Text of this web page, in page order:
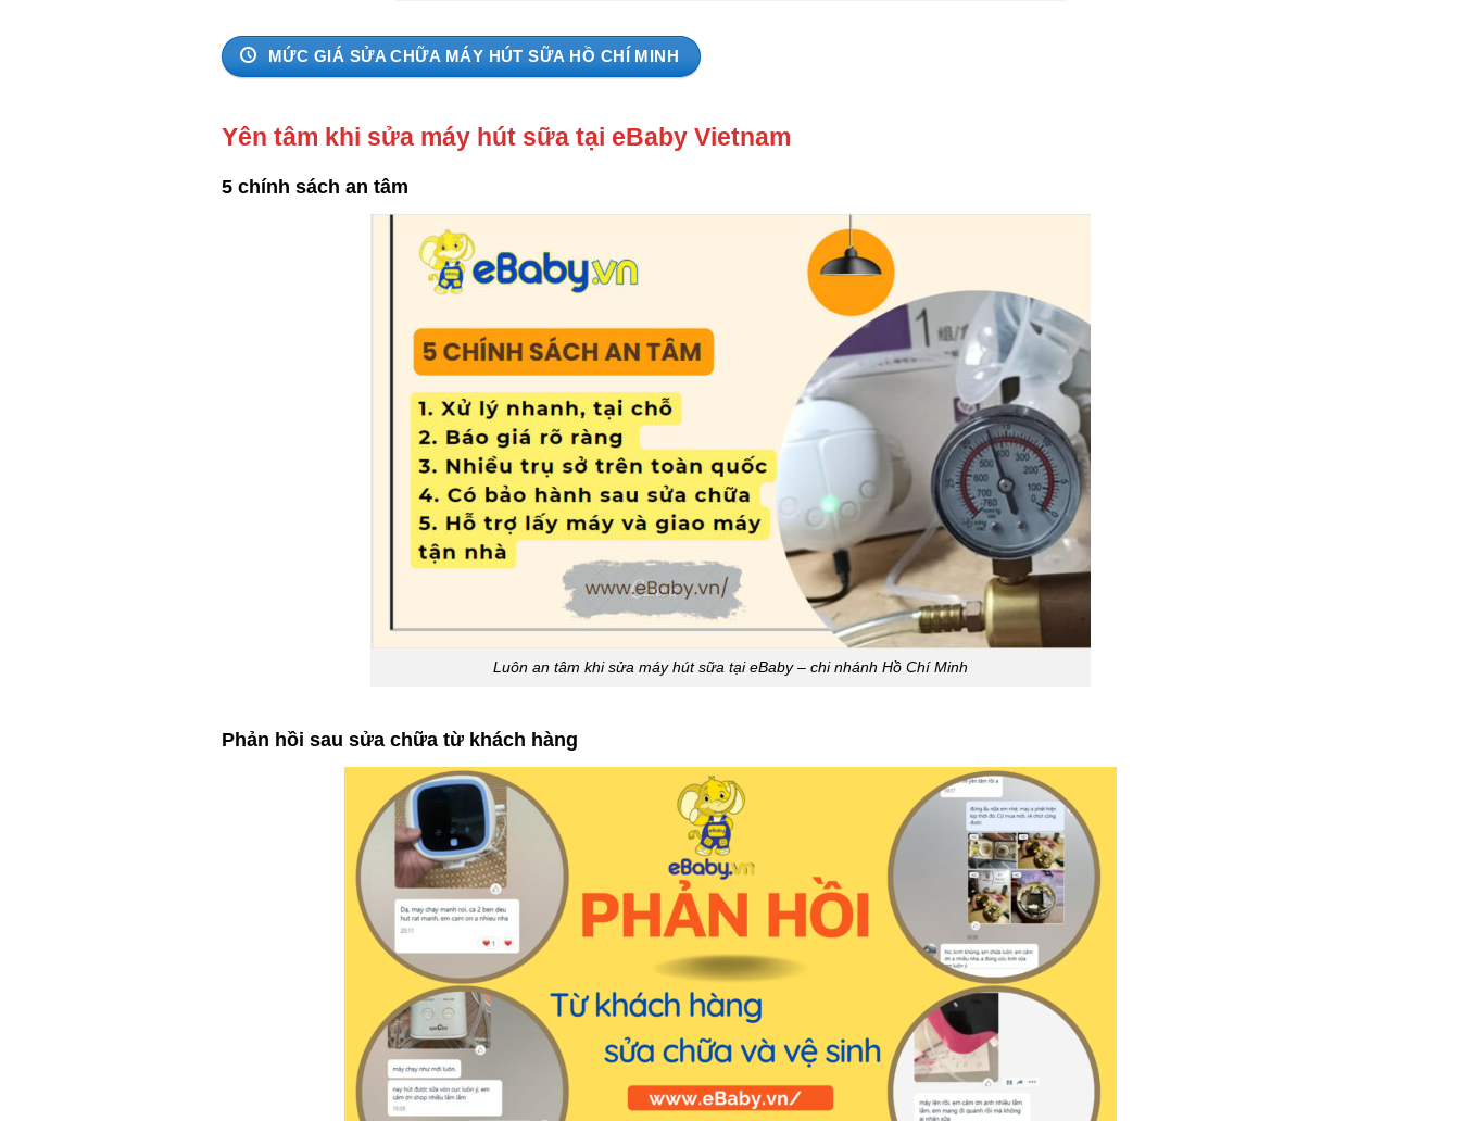
MỨC GIÁ SỬA CHỮA MÁY HÚT SỮA HỒ CHÍ MINH
Yên tâm khi sửa máy hút sữa tại eBaby Vietnam
5 chính sách an tâm
Luôn an tâm khi sửa máy hút sữa tại eBaby – chi nhánh Hồ Chí Minh
Phản hồi sau sửa chữa từ khách hàng